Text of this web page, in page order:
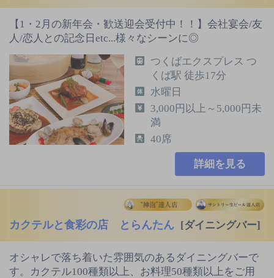
【1・2月の新年会・歓送迎会受付中！！】会社宴会/友
人/恋人との記念日etc...様々なシーンに◎
つくばエクスプレス つ
くば駅 徒歩17分
水曜日
3,000円以上～5,000円未
満
40席
詳細を見る
カクテルと食彩の店 とらんたん [ダイニングバー]
オシャレで落ち着いた雰囲気のあるダイニングバーで
す。カクテル100種類以上、お料理50種類以上をご用